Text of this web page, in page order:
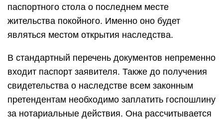
паспортного стола о последнем месте
жительства покойного. Именно оно будет
являться местом открытия наследства.
В стандартный перечень документов непременно
входит паспорт заявителя. Также до получения
свидетельства о наследстве всем законным
претендентам необходимо заплатить госпошлину
за нотариальные действия. Она рассчитывается